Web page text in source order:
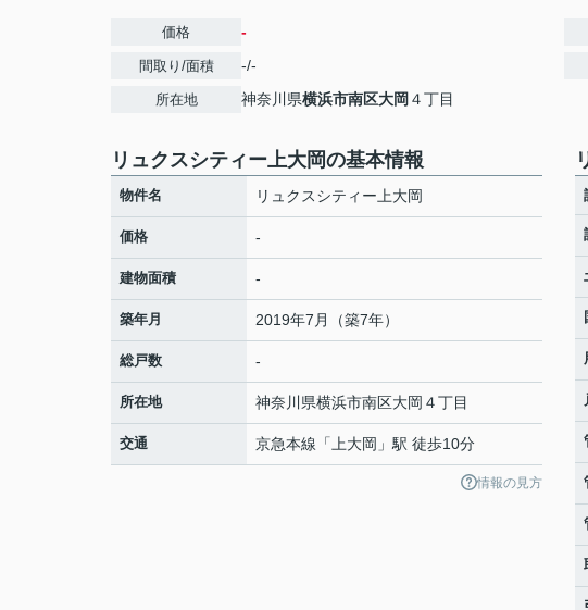
価格 -
間取り/面積 -/-
所在地 神奈川県横浜市南区大岡 ４丁目
リュクスシティー上大岡の基本情報
物件名 リュクスシティー上大岡
価格 -
建物面積 -
築年月 2019年7月（築7年）
総戸数 -
所在地 神奈川県横浜市南区大岡 ４丁目
交通 京急本線 「 上大岡 」駅 徒歩10分
情報の見方